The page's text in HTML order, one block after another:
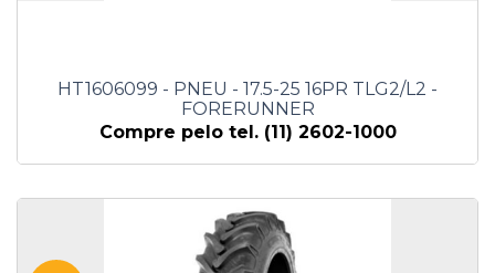
HT1606099 - PNEU - 17.5-25 16PR TLG2/L2 -
FORERUNNER
Compre pelo tel. (11) 2602-1000